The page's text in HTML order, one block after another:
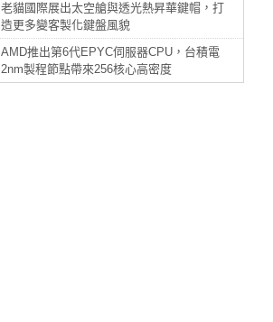
老貓國際展出太空艙與透光熱昇華鍵帽，打
造更多變客製化鍵盤風貌
AMD推出第6代EPYC伺服器CPU，台積電
2nm製程節點帶來256核心高密度